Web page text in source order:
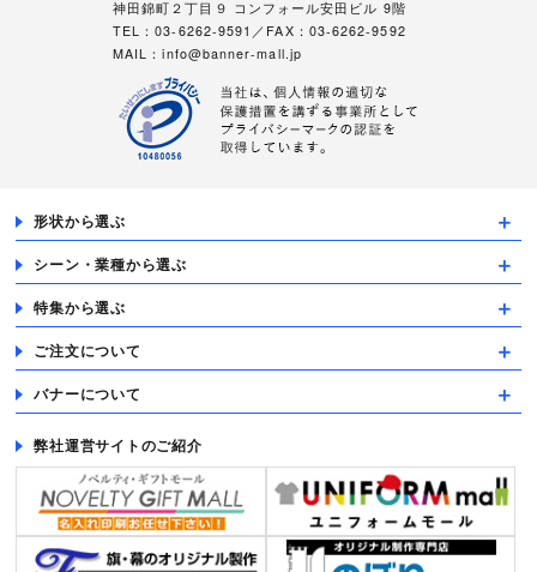
神田錦町２丁目９ コンフォール安田ビル 9階
TEL：03-6262-9591／FAX：03-6262-9592
MAIL：info@banner-mall.jp
形状から選ぶ
シーン・業種から選ぶ
特集から選ぶ
ご注文について
バナーについて
弊社運営サイトのご紹介